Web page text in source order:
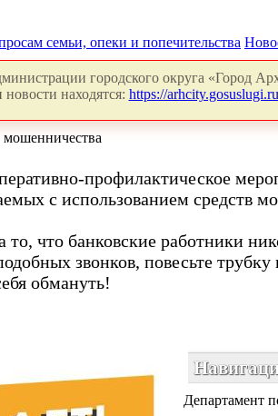
семьи, опеки и попечительства
городского округа «Город
находятся: https://
профилактическое
с использованием средств
что банковские работники
звонков, повесьте трубку
обмануть!
Департамент